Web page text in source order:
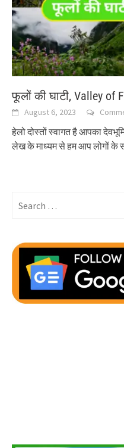
फूलों की घाटी, Valley of
August 6, 2023
हेलो दोस्तों स्वागत है आपका
लेख के माध्यम से हम आप लोगों के
for: